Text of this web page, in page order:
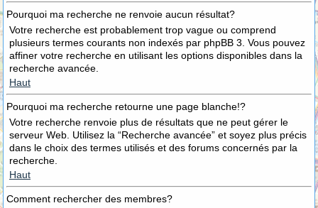
Pourquoi ma recherche ne renvoie aucun résultat?
Votre recherche est probablement trop vague ou comprend
plusieurs termes courants non indexés par phpBB 3. Vous pouvez
affiner votre recherche en utilisant les options disponibles dans la
recherche avancée.
Haut
Pourquoi ma recherche retourne une page blanche!?
Votre recherche renvoie plus de résultats que ne peut gérer le
serveur Web. Utilisez la “Recherche avancée” et soyez plus précis
dans le choix des termes utilisés et des forums concernés par la
recherche.
Haut
Comment rechercher des membres?